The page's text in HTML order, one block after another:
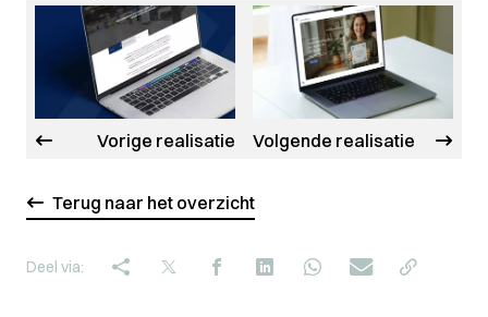
Deel via:
Vorige realisatie Volgende realisatie
Terug naar het overzicht